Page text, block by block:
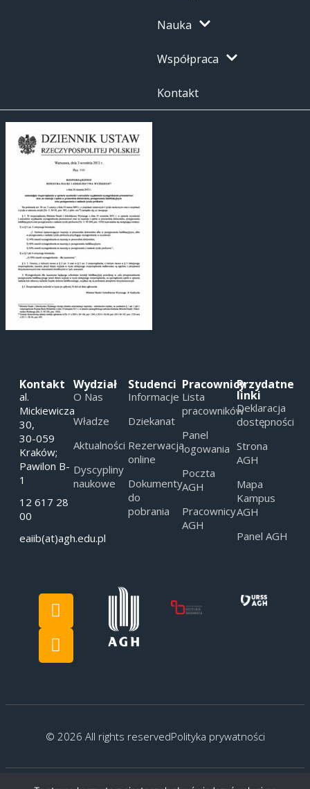
Nauka
Współpraca
Kontakt
Kontakt
al.
Mickiewicza
30,
30-059
Kraków;
Pawilon B-
1
12 617 28
00
eaiib(at)agh.edu.pl
Wydział
O Nas
Władze
Aktualności
Dyscypliny
naukowe
Studenci
Informacje
Dziekanat
Rezerwacja
online
Dokumenty
do
pobrania
Pracownicy
Lista
pracowników
Panel
logowania
Poczta
AGH
Pracownicy
AGH
Przydatne
linki
Deklaracja
dostępności
Strona
AGH
Mapa
Kampus
AGH
Panel AGH
© 2026 All rights reservedPolityka prywatności